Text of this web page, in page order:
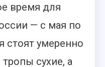
время для
— с мая по
стоят умеренно
сухие, а